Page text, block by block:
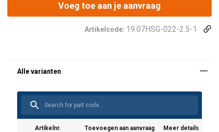
Voeg toe aan je aanvraag
Artikelcode: 19.07HSG-022-2.5-1
Artikelnr. Toevoegen aan aanvraag Meer details
Temperatuursbereik:
Norm: